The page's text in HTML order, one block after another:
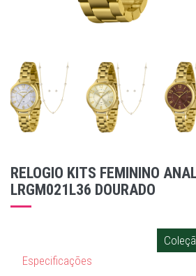
RELOGIO KITS FEMININO
LRGM021L36 DOURADO
Especificações